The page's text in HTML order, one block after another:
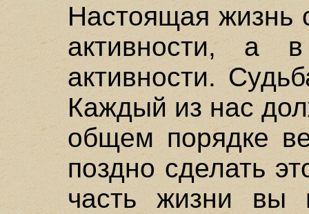
Настоящая жизнь
активности, а
активности.
Каждый из нас
общем порядке
поздно сделать
часть жизни вы